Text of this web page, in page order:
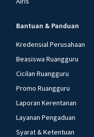
Bantuan & Panduan
Kredensial Perusahaan
Beasiswa Ruangguru
Cicilan Ruangguru
Promo Ruangguru
Laporan Kerentanan
Layanan Pengaduan
Syarat & Ketentuan